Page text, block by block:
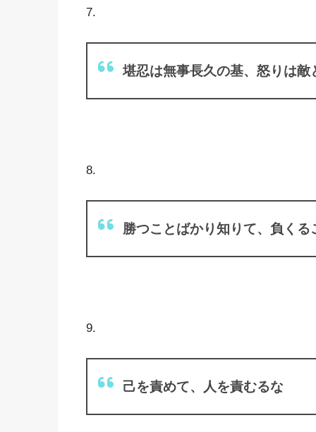
7.
堪忍は無事長久の基、怒りは敵
8.
勝つことばかり知りて、負く
9.
己を責めて、人を責むるな